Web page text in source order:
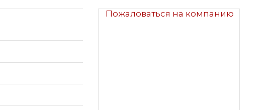
Пожаловаться на компанию